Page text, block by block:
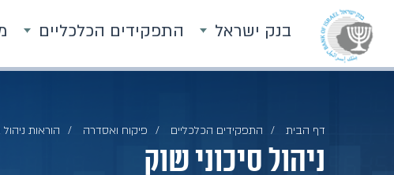
בנק ישראל התפקידים הכלכליים
דף הבית התפקידים הכלכליים פיקוח ואסדרה הוראות
ניהול סיכוני שוק